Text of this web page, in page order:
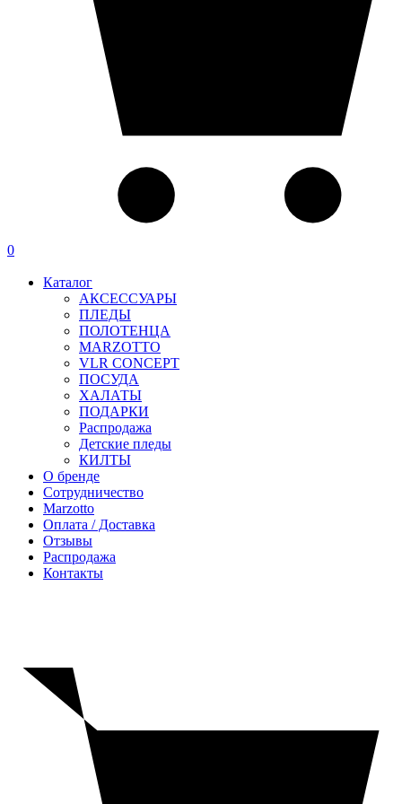
0
Каталог
АКСЕССУАРЫ
ПЛЕДЫ
ПОЛОТЕНЦА
MARZOTTO
VLR CONCEPT
ПОСУДА
ХАЛАТЫ
ПОДАРКИ
Распродажа
Детские пледы
КИЛТЫ
О бренде
Сотрудничество
Marzotto
Оплата / Доставка
Отзывы
Распродажа
Контакты